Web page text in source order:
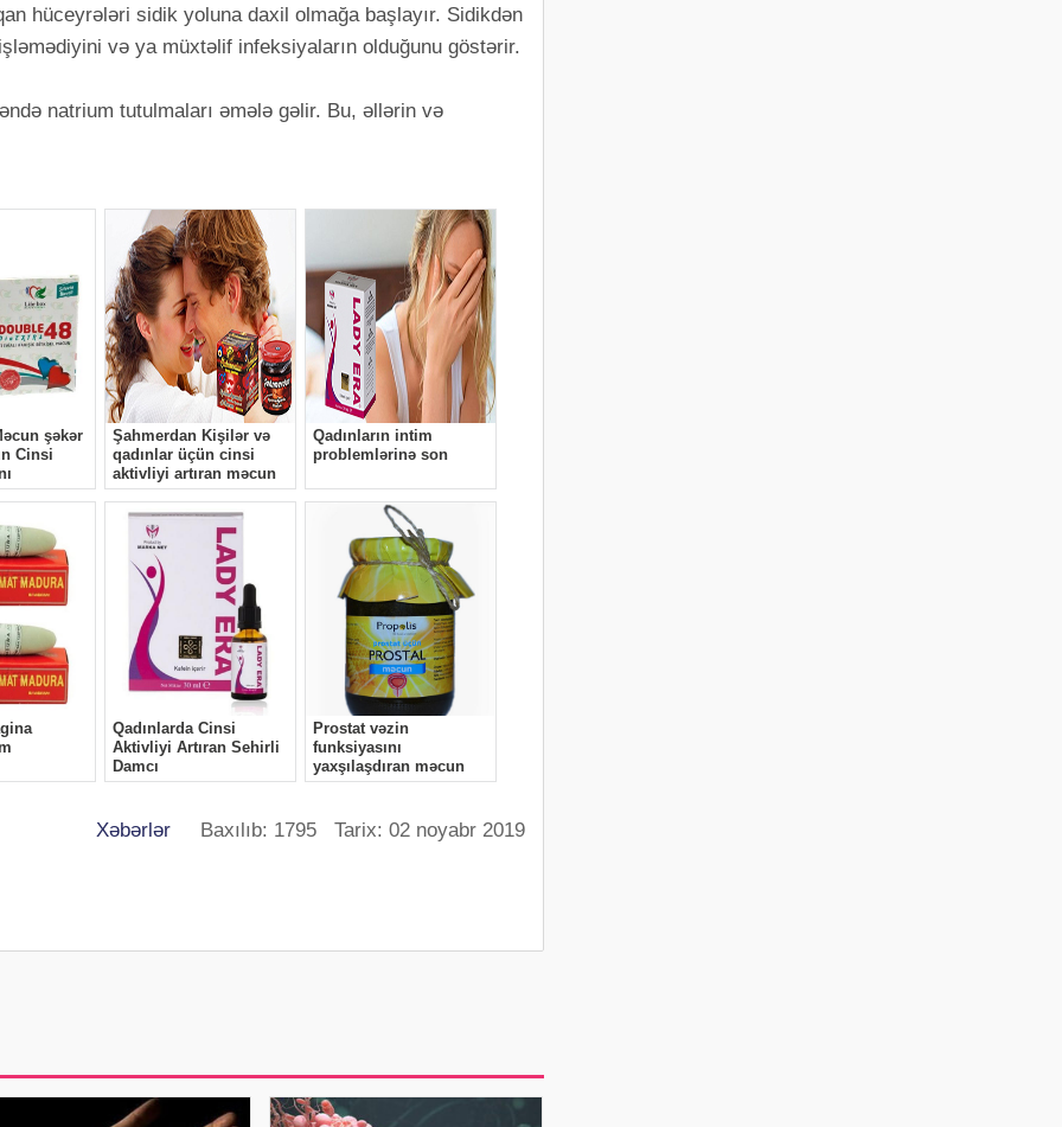
hüceyrələri sidik yoluna daxil olmağa başlayır. Sidikdən
və ya müxtəlif infeksiyaların olduğunu göstərir.
natrium tutulmaları əmələ gəlir. Bu, əllərin və
Xəbərlər Baxılıb: 1795 Tarix: 02 noyabr 2019